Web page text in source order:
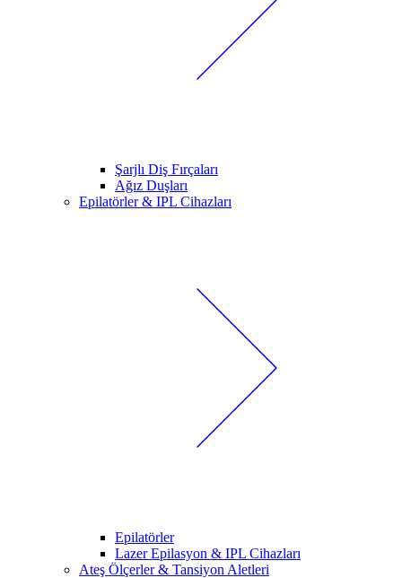
Şarjlı Diş Fırçaları
Ağız Duşları
Epilatörler & IPL Cihazları
Epilatörler
Lazer Epilasyon & IPL Cihazları
Ateş Ölçerler & Tansiyon Aletleri